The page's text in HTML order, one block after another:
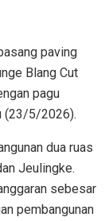
paving
Blang Cut
pagu
(23/5/2026).
dua ruas
Jeulingke.
sebesar
pembangunan